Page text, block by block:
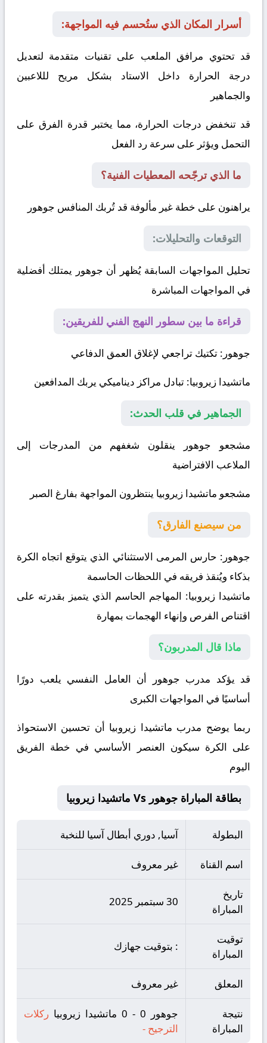
أسرار المكان الذي ستُحسم فيه المواجهة:
قد تحتوي مرافق الملعب على تقنيات متقدمة لتعديل
درجة الحرارة داخل الاستاد بشكل مريح لللاعبين
والجماهير
قد تنخفض درجات الحرارة، مما يختبر قدرة الفرق على
التحمل ويؤثر على سرعة رد الفعل
ما الذي ترجّحه المعطيات الفنية؟
يراهنون على خطة غير مألوفة قد تُربك المنافس جوهور
التوقعات والتحليلات:
تحليل المواجهات السابقة يُظهر أن جوهور يمتلك أفضلية
في المواجهات المباشرة
قراءة ما بين سطور النهج الفني للفريقين:
جوهور : تكتيك تراجعي لإغلاق العمق الدفاعي
ماتشيدا زيروبيا: تبادل مراكز ديناميكي يربك المدافعين
الجماهير في قلب الحدث:
مشجعو جوهور ينقلون شغفهم من المدرجات إلى
الملاعب الافتراضية
مشجعو ماتشيدا زيروبيا ينتظرون المواجهة بفارغ الصبر
من سيصنع الفارق؟
جوهور: حارس المرمى الاستثنائي الذي يتوقع اتجاه الكرة
بذكاء ويُنقذ فريقه في اللحظات الحاسمة
ماتشيدا زيروبيا: المهاجم الحاسم الذي يتميز بقدرته على
اقتناص الفرص وإنهاء الهجمات بمهارة
ماذا قال المدربون؟
قد يؤكد مدرب جوهور أن العامل النفسي يلعب دورًا
أساسيًا في المواجهات الكبرى
ربما يوضح مدرب ماتشيدا زيروبيا أن تحسين الاستحواذ
على الكرة سيكون العنصر الأساسي في خطة الفريق
اليوم
بطاقة المباراة جوهور Vs ماتشيدا زيروبيا
البطولة آسيا, دوري أبطال آسيا للنخبة
اسم القناة غير معروف
تاريخ
المباراة
30 سبتمبر 2025
توقيت
المباراة
: بتوقيت جهازك
المعلق غير معروف
نتيجة
المباراة
جوهور 0 - 0 ماتشيدا زيروبيا
ركلات
الترجيح -